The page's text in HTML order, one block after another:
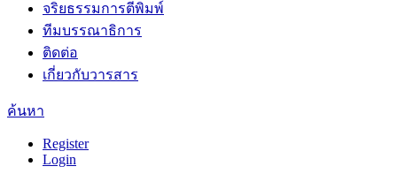
จริยธรรมการตีพิมพ์
ทีมบรรณาธิการ
ติดต่อ
เกี่ยวกับวารสาร
ค้นหา
Register
Login